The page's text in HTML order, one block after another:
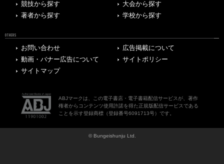
競技から探す
大会から探す
著者から探す
学校から探す
OTHERS
お問い合わせ
広告掲載について
動画・バナー広告について
サイトポリシー
サイトマップ
ABJマークは、この電子書店・電子書籍配信サービスが、著作
権者からコンテンツ使用許諾を得た正規版配信サービスである
ことを示す登録商標（登録番号6091713号）です。
© Bungeishunju Ltd.